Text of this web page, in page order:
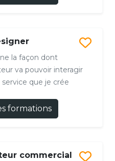
la façon dont
va pouvoir interagir
service que je crée
formations
commercial